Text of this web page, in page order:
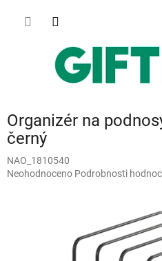
Organizér na
černý
NAO_1810540
Průměrné
Neohodnoceno Podrobnosti